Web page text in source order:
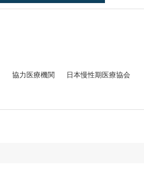
協力医療機関 日本慢性期医療協会